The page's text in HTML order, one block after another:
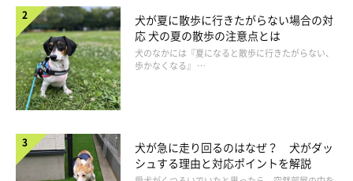
犬が夏に散歩に行きたがらない場合の対
応 犬の夏の散歩の注意点とは
犬のなかには『夏になると散歩に行きたがらない、
歩かなくなる』 …
犬が急に走り回るのはなぜ？ 犬がダッ
シュする理由と対応ポイントを解説